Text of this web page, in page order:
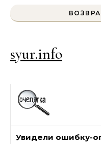
syur.info
Увидели ошибку-